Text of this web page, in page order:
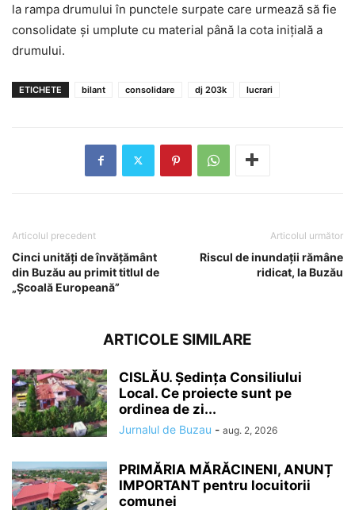
la rampa drumului în punctele surpate care urmează să fie
consolidate și umplute cu material până la cota inițială a
drumului.
ETICHETE bilant consolidare dj 203k lucrari
Articolul precedent
Cinci unități de învățământ
din Buzău au primit titlul de
„Şcoală Europeană”
Articolul următor
Riscul de inundații rămâne
ridicat, la Buzău
ARTICOLE SIMILARE
CISLĂU. Ședința Consiliului
Local. Ce proiecte sunt pe
ordinea de zi...
Jurnalul de Buzau - aug. 2, 2026
PRIMĂRIA MĂRĂCINENI, ANUNȚ
IMPORTANT pentru locuitorii
comunei